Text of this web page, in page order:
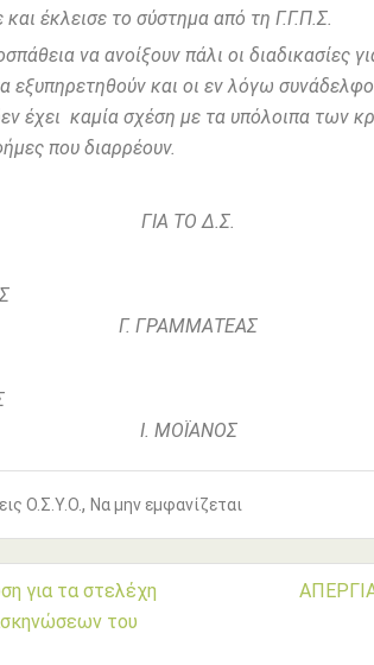
και έκλεισε το σύστημα από τη Γ.Γ.Π.Σ.
να ανοίξουν πάλι οι διαδικασίες
εξυπηρετηθούν και οι εν λόγω
έχει καμία σχέση με τα υπόλοιπα των
που διαρρέουν.
ΓΙΑ ΤΟ Δ.Σ.
Γ. ΓΡΑΜΜΑΤΕΑΣ
Ι. ΜΟΪΑΝΟΣ
Ο.Σ.Υ.Ο.,Να μην εμφανίζεται
για τα στελέχη
του